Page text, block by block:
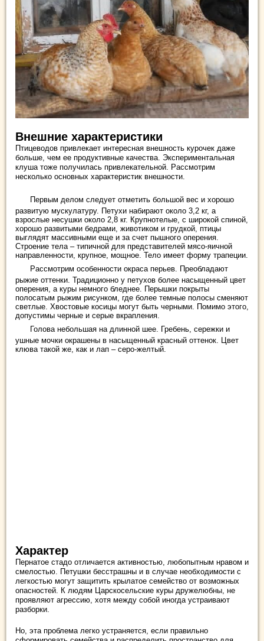
Внешние характеристики
Птицеводов привлекает интересная внешность курочек даже
больше, чем ее продуктивные качества. Экспериментальная
клуша тоже получилась привлекательной. Рассмотрим
несколько основных характеристик внешности.
Первым делом следует отметить большой вес и хорошо
развитую мускулатуру. Петухи набирают около 3,2 кг, а
взрослые несушки около 2,8 кг. Крупнотелые, с широкой спиной,
хорошо развитыми бедрами, животиком и грудкой, птицы
выглядят массивными еще и за счет пышного оперения.
Строение тела – типичной для представителей мясо-яичной
направленности, крупное, мощное. Тело имеет форму трапеции.
Рассмотрим особенности окраса перьев. Преобладают
рыжие оттенки. Традиционно у петухов более насыщенный цвет
оперения, а куры немного бледнее. Перышки покрыты
полосатым рыжим рисунком, где более темные полосы сменяют
светлые. Хвостовые косицы могут быть черными. Помимо этого,
допустимы черные и серые вкрапления.
Голова небольшая на длинной шее. Гребень, сережки и
ушные мочки окрашены в насыщенный красный оттенок. Цвет
клюва такой же, как и лап – серо-желтый.
Характер
Пернатое стадо отличается активностью, любопытным нравом и
смелостью. Петушки бесстрашны и в случае необходимости с
легкостью могут защитить крылатое семейство от возможных
опасностей. К людям Царскосельские куры дружелюбны, не
проявляют агрессию, хотя между собой иногда устраивают
разборки.
Но, эта проблема легко устраняется, если правильно